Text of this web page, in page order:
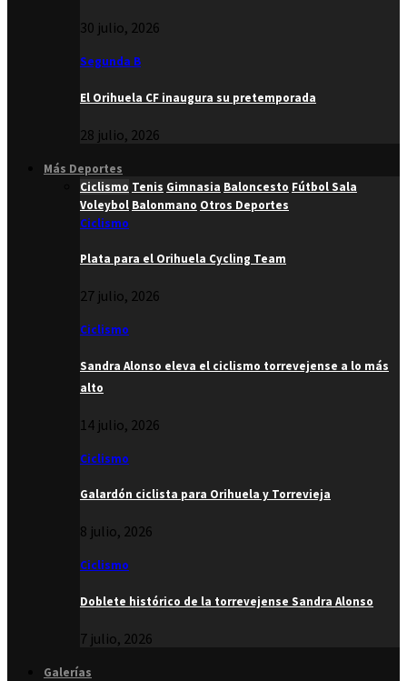
30 julio, 2026
Segunda B
El Orihuela CF inaugura su pretemporada
28 julio, 2026
Más Deportes
Ciclismo Tenis Gimnasia Baloncesto Fútbol Sala
Voleybol Balonmano Otros Deportes
Ciclismo
Plata para el Orihuela Cycling Team
27 julio, 2026
Ciclismo
Sandra Alonso eleva el ciclismo torrevejense a lo más
alto
14 julio, 2026
Ciclismo
Galardón ciclista para Orihuela y Torrevieja
8 julio, 2026
Ciclismo
Doblete histórico de la torrevejense Sandra Alonso
7 julio, 2026
Galerías